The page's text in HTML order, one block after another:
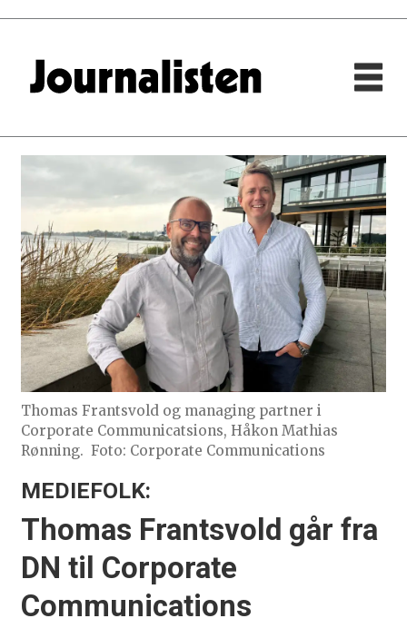
Thomas Frantsvold og managing partner i
Corporate Communicatsions, Håkon Mathias
Rønning. Foto: Corporate Communications
MEDIEFOLK:
Thomas Frantsvold går fra
DN til Corporate
Communications